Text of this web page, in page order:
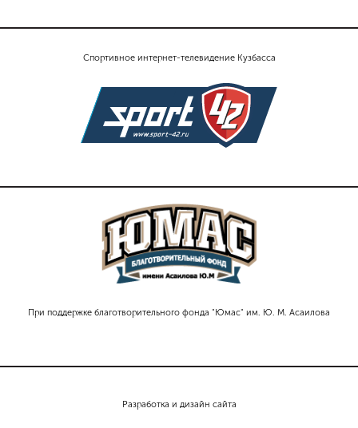
Спортивное интернет-телевидение Кузбасса
При поддержке благотворительного фонда "Юмас" им. Ю. М. Асаилова
Разработка и дизайн сайта